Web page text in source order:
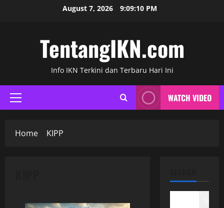
August 7, 2026 9:09:11 PM
TentangIKN.com
Info IKN Terkini dan Terbaru Hari Ini
Primary
Menu
WATCH VIDEO
Home KIPP